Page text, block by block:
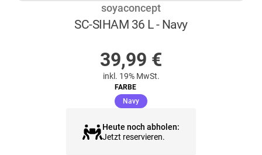
soyaconcept
SC-SIHAM 36 L - Navy
39,99 €
inkl. 19% MwSt.
FARBE
Navy(ausgewählt)
Heute noch abholen:
Jetzt reservieren.